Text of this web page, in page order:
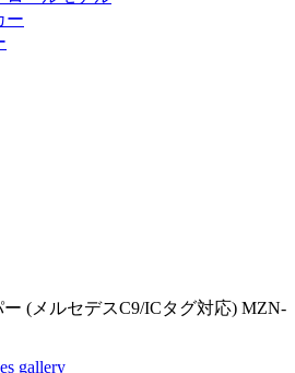
ー
(メルセデスC9/ICタグ対応) MZN-
gallery